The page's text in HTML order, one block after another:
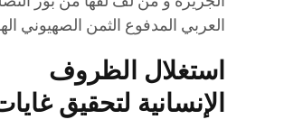
العربي المدفوع الثمن الصهيوني
استغلال الظروف
الإنسانية لتحقيق